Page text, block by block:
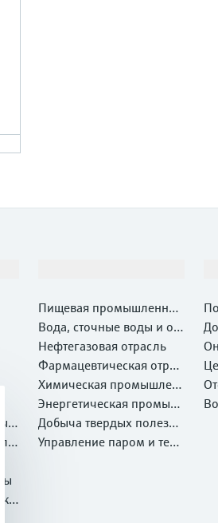
и
Пищевая промышленнос
ть
Вода, сточные воды и отх
оды
Нефтегазовая отрасль
Фармацевтическая отрас
ль
Химическая промышлен
ность
Энергетическая промыш
ленность
Добыча твердых полезны
х ископаемых и Металлу
Управление паром и техн